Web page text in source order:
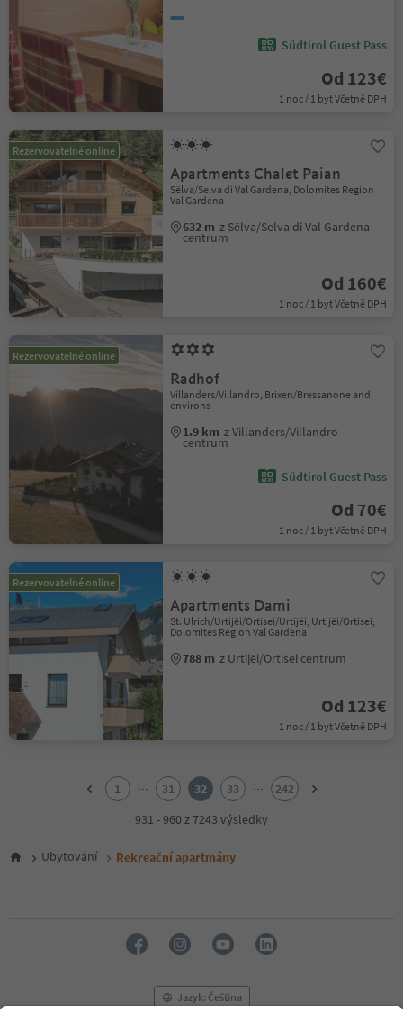
Südtirol Guest Pass
Od 123€
1 noc / 1 byt Včetně DPH
Rezervovatelné online
Apartments Chalet Paian
Sëlva/Selva di Val Gardena, Dolomites Region
Val Gardena
632 m z Sëlva/Selva di Val Gardena
centrum
Od 160€
1 noc / 1 byt Včetně DPH
Rezervovatelné online
Radhof
Villanders/Villandro, Brixen/Bressanone and
environs
1.9 km z Villanders/Villandro
centrum
Südtirol Guest Pass
Od 70€
1 noc / 1 byt Včetně DPH
Rezervovatelné online
Apartments Dami
St. Ulrich/Urtijëi/Ortisei/Urtijëi, Urtijëi/Ortisei,
Dolomites Region Val Gardena
788 m z Urtijëi/Ortisei centrum
Od 123€
1 noc / 1 byt Včetně DPH
6
1 ... 31 32 33 ...
242
931 - 960 z 7243 výsledky
Ubytování Rekreační apartmány
Jazyk: Čeština